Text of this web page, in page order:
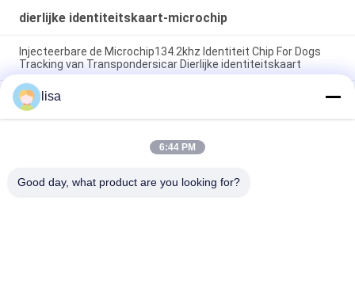
dierlijke identiteitskaart-microchip
Injecteerbare de Microchip134.2khz Identiteit Chip For Dogs
Tracking van Transpondersicar Dierlijke identiteitskaart
De het Glasmarkering van LF ISO Rfid spoot Dierlijke
identiteitskaart-Microchip voor het Dierlijke Huisdier Volgen in
Van het de Microchipglas van Identiteitskaart van RFID de
Dierlijke Markering FDX - de Transponders ISO11784/11785
lisa
6:44 PM
Good day, what product are you looking for?